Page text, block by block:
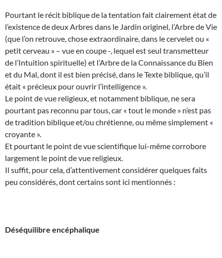
Pourtant le récit biblique de la tentation fait clairement état de
l’existence de deux Arbres dans le Jardin originel, l’Arbre de Vie
(que l’on retrouve, chose extraordinaire, dans le cervelet ou «
petit cerveau » – vue en coupe -, lequel est seul transmetteur
de l’Intuition spirituelle) et l’Arbre de la Connaissance du Bien
et du Mal, dont il est bien précisé, dans le Texte biblique, qu’il
était « précieux pour ouvrir l’intelligence ».
Le point de vue religieux, et notamment biblique, ne sera
pourtant pas reconnu par tous, car « tout le monde » n’est pas
de tradition biblique et/ou chrétienne, ou même simplement «
croyante ».
Et pourtant le point de vue scientifique lui-même corrobore
largement le point de vue religieux.
Il suffit, pour cela, d’attentivement considérer quelques faits
peu considérés, dont certains sont ici mentionnés :
Déséquilibre encéphalique